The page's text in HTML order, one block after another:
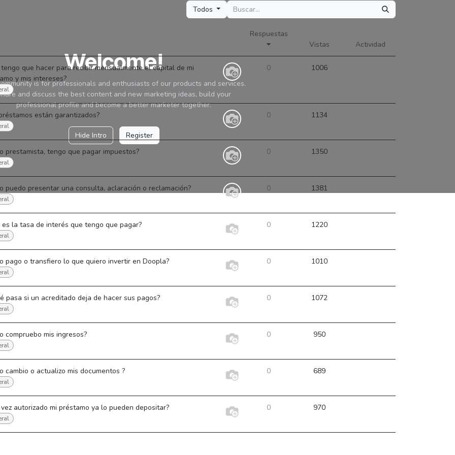
Welcome!
is for professionals and enthusiasts of our products and services.
and discuss the best content and new marketing ideas, build your
professional profile and become a better marketer together.
Hide Intro Register
Todos
Respuestas
Vistas
Actividad
tengo que hacer para recibir mensualmente el capital de mi
y mis intereses?
0 1006
están garantizados? 0 1134
prestamista, tengo que pagar impuestos? 0 1350
puedo presentar una consulta, aclaración o reclamación? 0 1381
es la tasa de interés que tengo que pagar? 0 1220
pago o transfiero lo que quiero invertir en Doopla? 0 1010
pasa si un acreditado deja de hacer sus pagos? 0 1072
compruebo mis ingresos? 0 950
cambio o actualizo mis documentos ? 0 689
vez autorizado mi préstamo ya lo pueden depositar? 0 970